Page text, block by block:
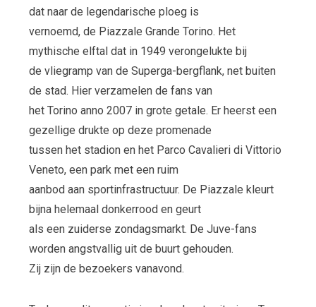
dat naar de legendarische ploeg is
vernoemd, de Piazzale Grande Torino. Het
mythische elftal dat in 1949 verongelukte bij
de vliegramp van de Superga-bergflank, net buiten
de stad. Hier verzamelen de fans van
het Torino anno 2007 in grote getale. Er heerst een
gezellige drukte op deze promenade
tussen het stadion en het Parco Cavalieri di Vittorio
Veneto, een park met een ruim
aanbod aan sportinfrastructuur. De Piazzale kleurt
bijna helemaal donkerrood en geurt
als een zuiderse zondagsmarkt. De Juve-fans
worden angstvallig uit de buurt gehouden.
Zij zijn de bezoekers vanavond.